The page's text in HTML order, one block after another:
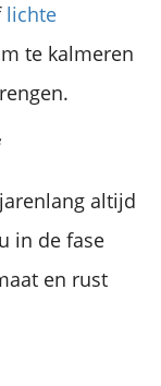
lichte
te kalmeren
altijd
in de fase
en rust